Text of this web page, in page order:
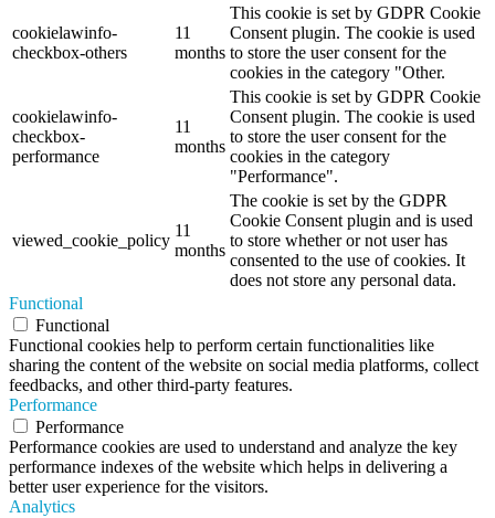
cookielawinfo-
checkbox-others
11
months
This cookie is set by GDPR Cookie
Consent plugin. The cookie is used
to store the user consent for the
cookies in the category "Other.
cookielawinfo-
checkbox-
performance
11
months
This cookie is set by GDPR Cookie
Consent plugin. The cookie is used
to store the user consent for the
cookies in the category
"Performance".
viewed_cookie_policy
11
months
The cookie is set by the GDPR
Cookie Consent plugin and is used
to store whether or not user has
consented to the use of cookies. It
does not store any personal data.
Functional
Functional
Functional cookies help to perform certain functionalities like
sharing the content of the website on social media platforms, collect
feedbacks, and other third-party features.
Performance
Performance
Performance cookies are used to understand and analyze the key
performance indexes of the website which helps in delivering a
better user experience for the visitors.
Analytics